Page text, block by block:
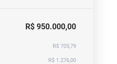
R$ 950.000,00
R$ 705,79
R$ 1.276,00